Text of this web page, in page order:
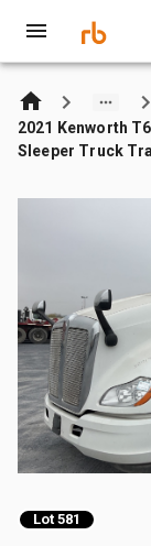
2021 Kenworth
Sleeper Truck
Lot 581